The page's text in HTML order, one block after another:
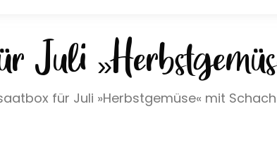
Juli
für Juli »Herbstgemüse« mit